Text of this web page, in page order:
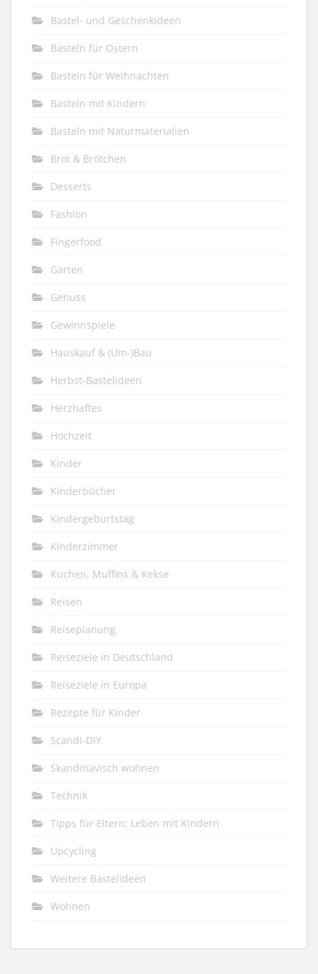
Bastel- und Geschenkideen
Basteln für Ostern
Basteln für Weihnachten
Basteln mit Kindern
Basteln mit Naturmaterialien
Brot & Brötchen
Desserts
Fashion
Fingerfood
Garten
Genuss
Gewinnspiele
Hauskauf & (Um-)Bau
Herbst-Bastelideen
Herzhaftes
Hochzeit
Kinder
Kinderbücher
Kindergeburtstag
Kinderzimmer
Kuchen, Muffins & Kekse
Reisen
Reiseplanung
Reiseziele in Deutschland
Reiseziele in Europa
Rezepte für Kinder
Scandi-DIY
Skandinavisch wohnen
Technik
Tipps für Eltern: Leben mit Kindern
Upcycling
Weitere Bastelideen
Wohnen